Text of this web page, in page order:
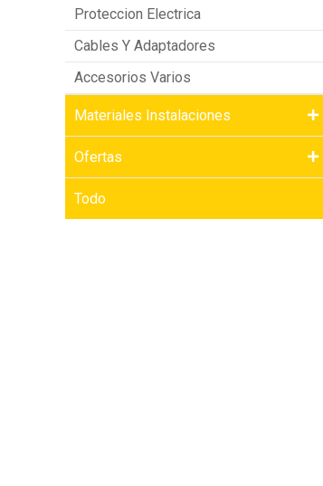
Proteccion Electrica
Cables Y Adaptadores
Accesorios Varios
Materiales Instalaciones
Ofertas
Todo